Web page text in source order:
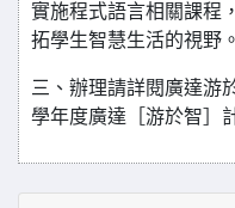
實施程式語言相關課程
拓學生智慧生活的視野。
三、辦理請詳閱廣達游
學年度廣達［游於智］